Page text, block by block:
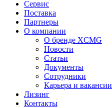
Сервис
Поставка
Партнеры
О компании
О бренде XCMG
Новости
Статьи
Документы
Сотрудники
Карьера и вакансии
Лизинг
Контакты